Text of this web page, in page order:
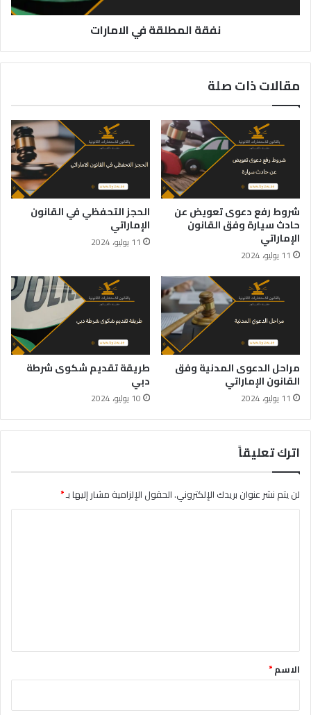
نفقة المطلقة في الامارات
مقالات ذات صلة
شروط رفع دعوى تعويض عن
حادث سيارة وفق القانون
الإماراتي
11 يوليو، 2024
الحجز التحفظي في القانون
الإماراتي
11 يوليو، 2024
مراحل الدعوى المدنية وفق
القانون الإماراتي
11 يوليو، 2024
طريقة تقديم شكوى شرطة
دبي
10 يوليو، 2024
اترك تعليقاً
لن يتم نشر عنوان بريدك الإلكتروني.الحقول الإلزامية مشار إليها بـ*
*الاسم*